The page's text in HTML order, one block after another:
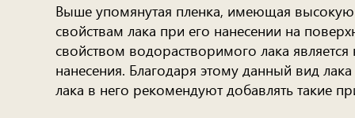
Выше упомянутая пленка, имеющая высокую
свойствам лака при его нанесении на
свойством водорастворимого лака
нанесения. Благодаря этому данный вид
лака в него рекомендуют добавлять такие